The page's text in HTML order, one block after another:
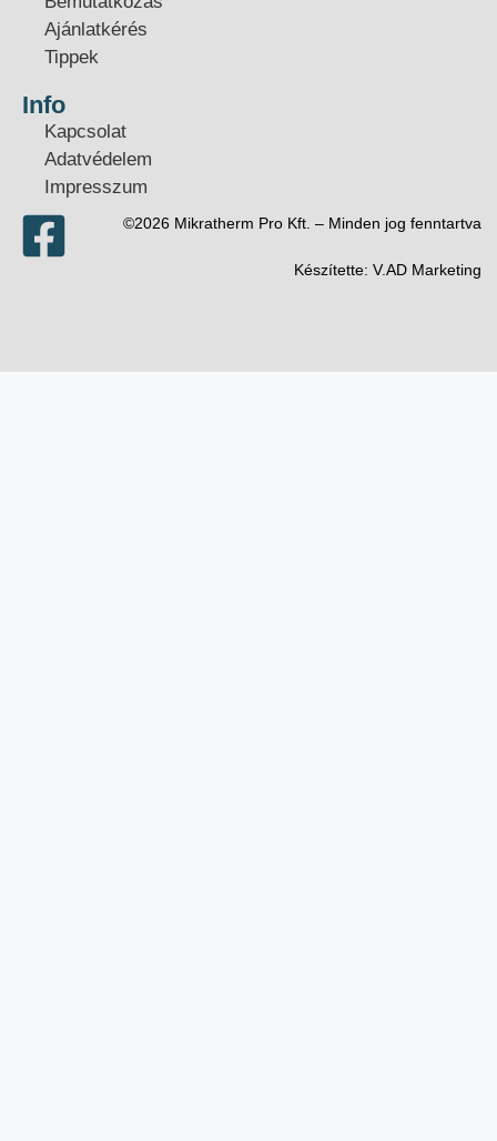
Ajánlatkérés
Tippek
Info
Kapcsolat
Adatvédelem
Impresszum
©2026 Mikratherm Pro Kft. – Minden jog fenntartva​
Készítette: V.AD Marketing